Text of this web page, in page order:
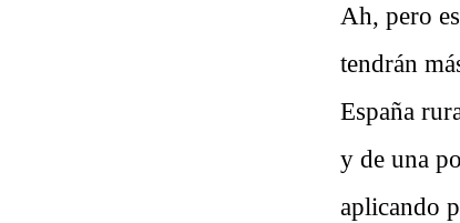
Ah, pero
tendrán
España
y de una
aplicando